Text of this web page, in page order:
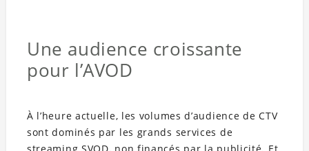
Une audience croissante
pour l’AVOD
À l’heure actuelle, les volumes d’audience de CTV
sont dominés par les grands services de